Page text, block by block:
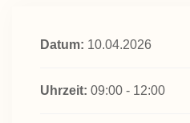
Datum: 10.04.2026
Uhrzeit: 09:00 - 12:00